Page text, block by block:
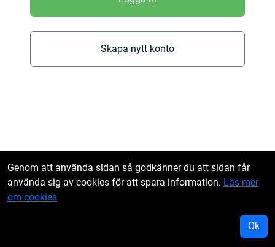
Skapa nytt konto
Genom att använda sidan så godkänner du att sidan får
använda sig av cookies för att spara information. Läs mer
om cookies
Ok